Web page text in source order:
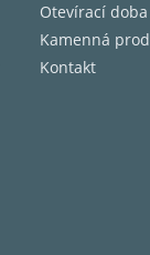
také
Otevírací doba
Kamenná
Kontakt